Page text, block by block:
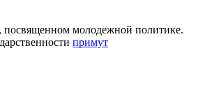
молодежной политике.
примут